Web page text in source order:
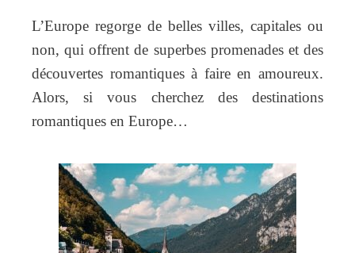
L’Europe regorge de belles villes, capitales ou
non, qui offrent de superbes promenades et des
découvertes romantiques à faire en amoureux.
Alors, si vous cherchez des destinations
romantiques en Europe…